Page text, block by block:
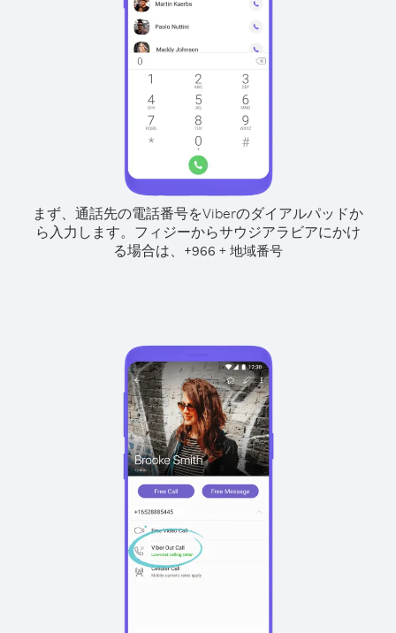
まず、通話先の電話番号をViberのダイアルパッドか
ら入力します。 フィジーからサウジアラビアにかけ
る場合は、 +966 + 地域番号